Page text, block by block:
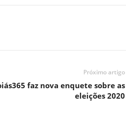
Próximo artigo
faz nova enquete sobre as
eleições 2020